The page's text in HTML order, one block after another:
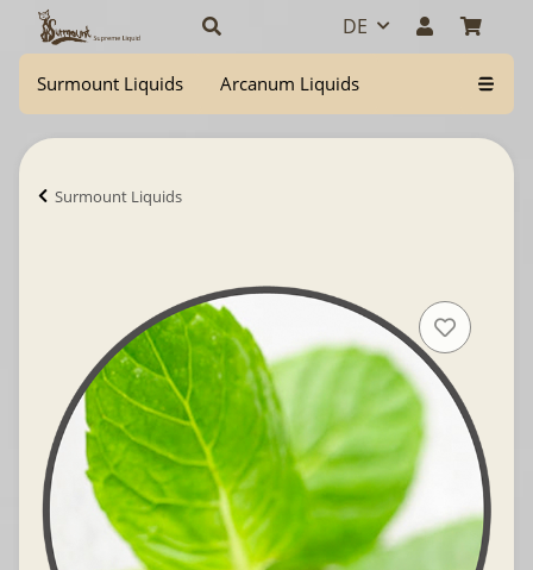
DE
Surmount Liquids Arcanum Liquids
Surmount Liquids